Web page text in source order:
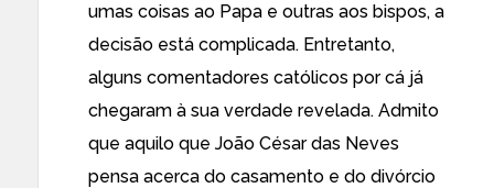
umas coisas ao Papa e outras aos bispos, a
decisão está complicada. Entretanto,
alguns comentadores católicos por cá já
chegaram à sua verdade revelada. Admito
que aquilo que João César das Neves
pensa acerca do casamento e do divórcio